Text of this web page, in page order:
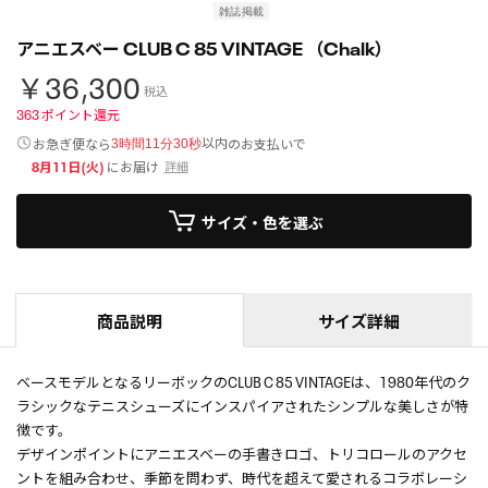
雑誌掲載
アニエスベー CLUB C 85 VINTAGE （Chalk）
￥36,300 税込
363ポイント還元
お急ぎ便なら3時間11分29秒以内のお支払いで
8月11日(火) にお届け 詳細
サイズ・色を選ぶ
商品説明 サイズ詳細
ベースモデルとなるリーボックのCLUB C 85 VINTAGEは、1980年代のク
ラシックなテニスシューズにインスパイアされたシンプルな美しさが特
徴です。
デザインポイントにアニエスベーの手書きロゴ、トリコロールのアクセ
ントを組み合わせ、季節を問わず、時代を超えて愛されるコラボレーシ